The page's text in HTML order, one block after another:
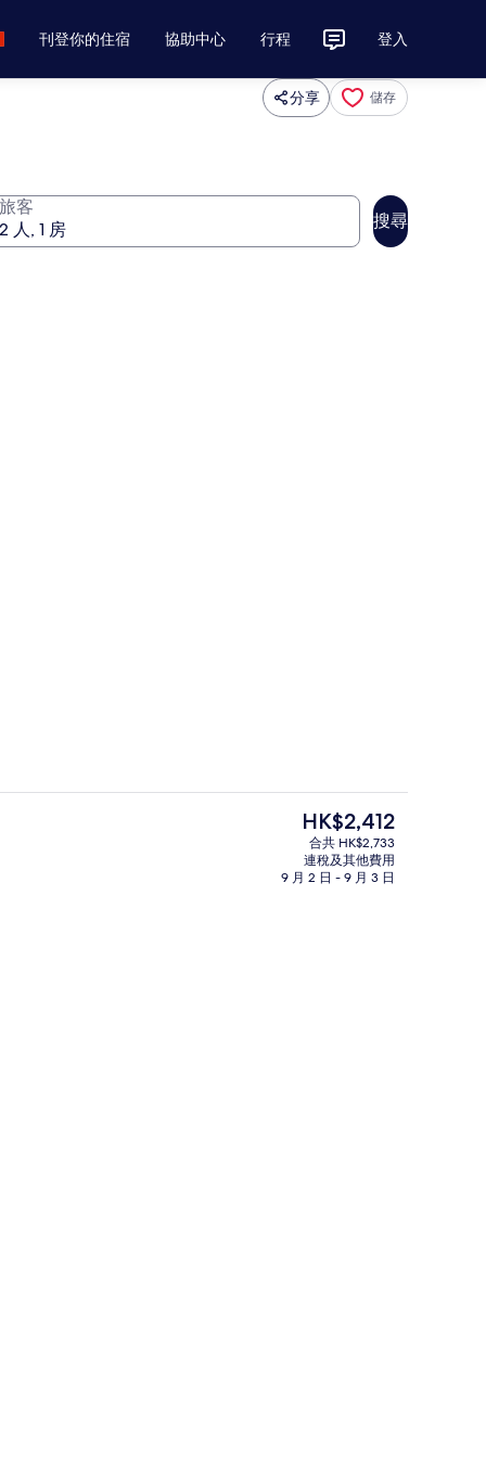
刊登你的住宿 協助中心 行程 登入
分享 儲存
旅客
搜尋
3 間餐廳；供應早餐、午餐和晚餐
現
價
HK$2,412
HK$2,412
合共 HK$2,733
連稅及其他費用
9 月 2 日 - 9 月 3 日